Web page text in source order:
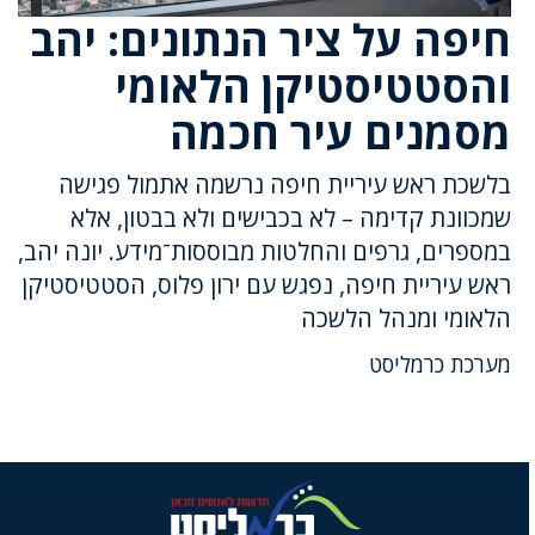
חיפה על ציר הנתונים: יהב
והסטטיסטיקן הלאומי
מסמנים עיר חכמה
בלשכת ראש עיריית חיפה נרשמה אתמול פגישה
שמכוונת קדימה – לא בכבישים ולא בבטון, אלא
במספרים, גרפים והחלטות מבוססות־מידע. יונה יהב,
ראש עיריית חיפה, נפגש עם ירון פלוס, הסטטיסטיקן
הלאומי ומנהל הלשכה
מערכת כרמליסט